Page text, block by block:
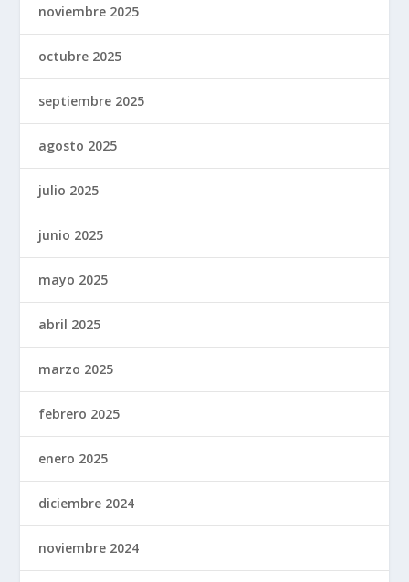
noviembre 2025
octubre 2025
septiembre 2025
agosto 2025
julio 2025
junio 2025
mayo 2025
abril 2025
marzo 2025
febrero 2025
enero 2025
diciembre 2024
noviembre 2024